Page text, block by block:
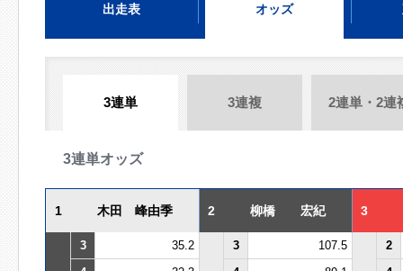
出走表 オッズ
3連単 3連複 2連単・2連
3連単オッズ
1 木田 峰由季 2 柳橋 宏紀 3
3 35.2 3 107.5
2